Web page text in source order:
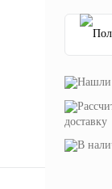
доставку